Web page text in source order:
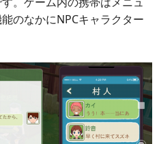
のなかにNPCキャラクター